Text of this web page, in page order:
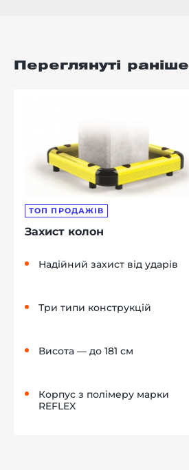
Переглянуті раніше
ТОП ПРОДАЖІВ
Захист колон
Надійний захист від ударів
Три типи конструкцій
Висота — до 181 см
Корпус з полімеру марки
REFLEX